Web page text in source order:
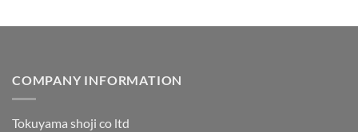
COMPANY INFORMATION
Tokuyama shoji co ltd